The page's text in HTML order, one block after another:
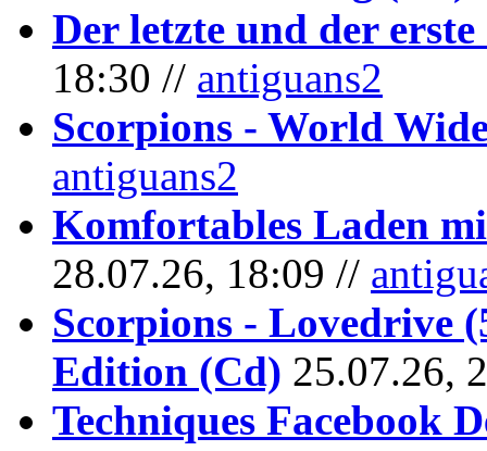
Der letzte und der erste
18:30 // antiguans2
Scorpions - World
antiguans2
Komfortables Laden
28.07.26, 18:09 //
Scorpions - Lovedrive
Edition (Cd) 25.07.26,
Techniques Facebook